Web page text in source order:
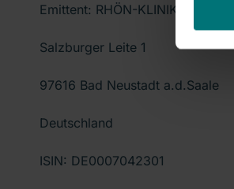
Emittent: RHÖN-KLINIKUM AG
Salzburger Leite 1
97616 Bad Neustadt a.d.Saale
Deutschland
ISIN: DE0007042301